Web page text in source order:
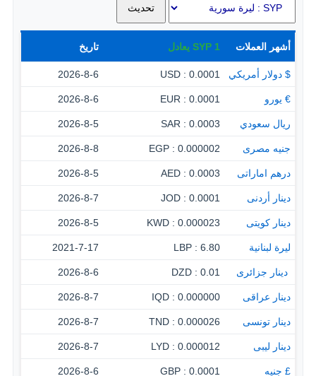
أشهر العملات 1
SYP يعادل تاريخ
$ دولار أمريكي 0.0001 : USD
2026-8-6
€ يورو 0.0001 : EUR
2026-8-6
ريال سعودي 0.0003 : SAR
2026-8-5
جنيه مصرى 0.000002 : EGP
2026-8-8
درهم اماراتى 0.0003 : AED
2026-8-5
دينار أردنى 0.0001 : JOD
2026-8-7
دينار كويتى 0.000023 : KWD
2026-8-5
ليرة لبنانية 6.80 : LBP
2021-7-17
‏ دينار جزائرى 0.01 : DZD
2026-8-6
دينار عراقى 0.000000 : IQD
2026-8-7
دينار تونسى 0.000026 : TND
2026-8-7
دينار ليبى 0.000012 : LYD
2026-8-7
£ جنيه 0.0001 : GBP
2026-8-6